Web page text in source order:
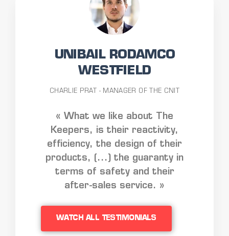
UNIBAIL RODAMCO
WESTFIELD
CHARLIE PRAT - MANAGER OF THE CNIT
« What we like about The
Keepers, is their reactivity,
efficiency, the design of their
products, (...) the guaranty in
terms of safety and their
after-sales service. »
WATCH ALL TESTIMONIALS